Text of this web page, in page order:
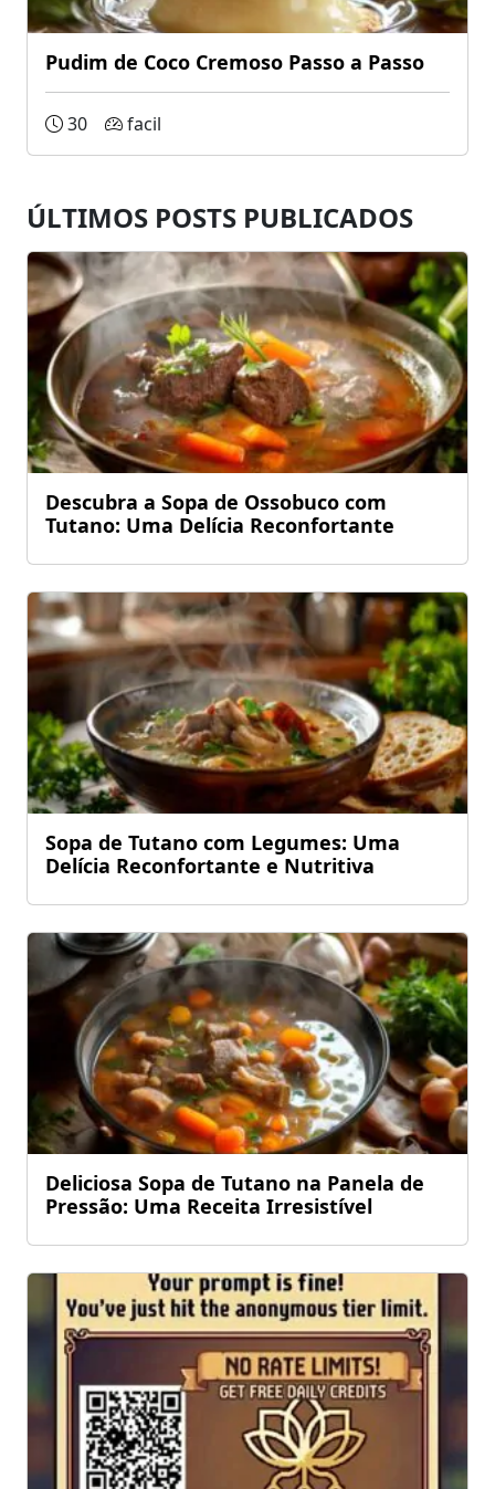
Pudim de Coco Cremoso Passo a Passo
30 facil
ÚLTIMOS POSTS PUBLICADOS
Descubra a Sopa de Ossobuco com
Tutano: Uma Delícia Reconfortante
Sopa de Tutano com Legumes: Uma
Delícia Reconfortante e Nutritiva
Deliciosa Sopa de Tutano na Panela de
Pressão: Uma Receita Irresistível